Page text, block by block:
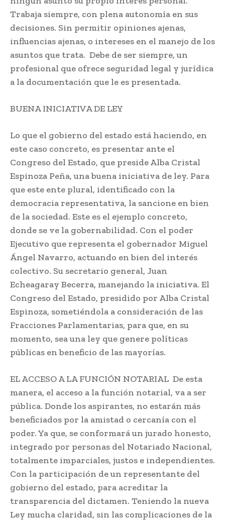
Trabaja siempre, con plena autonomía en sus
decisiones. Sin permitir opiniones ajenas,
influencias ajenas, o intereses en el manejo de los
asuntos que trata. Debe de ser siempre, un
profesional que ofrece seguridad legal y jurídica
a la documentación que le es presentada.
BUENA INICIATIVA DE LEY
Lo que el gobierno del estado está haciendo, en
este caso concreto, es presentar ante el
Congreso del Estado, que preside Alba Cristal
Espinoza Peña, una buena iniciativa de ley. Para
que este ente plural, identificado con la
democracia representativa, la sancione en bien
de la sociedad. Este es el ejemplo concreto,
donde se ve la gobernabilidad. Con el poder
Ejecutivo que representa el gobernador Miguel
Ángel Navarro, actuando en bien del interés
colectivo. Su secretario general, Juan
Echeagaray Becerra, manejando la iniciativa. El
Congreso del Estado, presidido por Alba Cristal
Espinoza, sometiéndola a consideración de las
Fracciones Parlamentarias, para que, en su
momento, sea una ley que genere políticas
públicas en beneficio de las mayorías.
EL ACCESO A LA FUNCIÓN NOTARIAL De esta
manera, el acceso a la función notarial, va a ser
pública. Donde los aspirantes, no estarán más
beneficiados por la amistad o cercanía con el
poder. Ya que, se conformará un jurado honesto,
integrado por personas del Notariado Nacional,
totalmente imparciales, justos e independientes.
Con la participación de un representante del
gobierno del estado, para acreditar la
transparencia del dictamen. Teniendo la nueva
Ley mucha claridad, sin las complicaciones de la